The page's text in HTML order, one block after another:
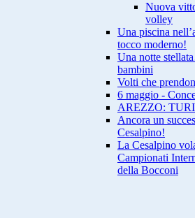
Nuova
volley
Una piscina
tocco moderno!
Una notte
bambini
Volti che
6 maggio -
AREZZO:
Ancora un
Cesalpino!
La Cesalpino
Campionati
della Bocconi